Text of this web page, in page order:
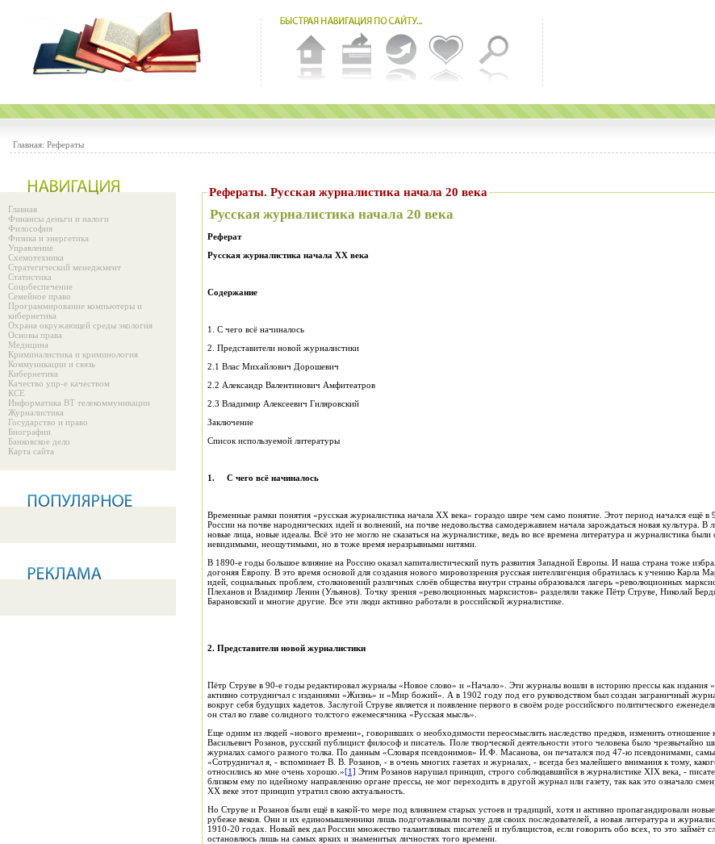
Главная: Рефераты
Главная
Финансы деньги и налоги
Философия
Физика и энергетика
Управление
Схемотехника
Стратегический менеджмент
Статистика
Соцобеспечение
Семейное право
Программирование компьютеры и
кибернетика
Охрана окружающей среды экология
Основы права
Медицина
Криминалистика и криминология
Коммуникации и связь
Кибернетика
Качество упр-е качеством
КСЕ
Информатика ВТ телекоммуникации
Журналистика
Государство и право
Биографии
Банковское дело
Карта сайта
Рефераты. Русская журналистика начала 20 века
Русская журналистика начала 20 века
Реферат
Русская журналистика начала XX века
Содержание
1. С чего всё начиналось
2. Представители новой журналистики
2.1 Влас Михайлович Дорошевич
2.2 Александр Валентинович Амфитеатров
2.3 Владимир Алексеевич Гиляровский
Заключение
Список используемой литературы
1. С чего всё начиналось
Временные рамки понятия «русская журналистика начала XX века» гораздо шире чем само понятие. Этот период начался ещё
России на почве народнических идей и волнений, на почве недовольства самодержавием начала зарождаться новая культура. В
новые лица, новые идеалы. Всё это не могло не сказаться на журналистике, ведь во все времена литература и журналистика
невидимыми, неощутимыми, но в тоже время неразрывными нитями.
В 1890-е годы большое влияние на Россию оказал капиталистический путь развития Западной Европы. И наша страна тоже
догоняя Европу. В это время основой для создания нового мировоззрения русская интеллигенция обратилась к учению Карла
идей, социальных проблем, столкновений различных слоёв общества внутри страны образовался лагерь «революционных
Плеханов и Владимир Ленин (Ульянов). Точку зрения «революционных марксистов» разделяли также Пётр Струве, Николай
Барановский и многие другие. Все эти люди активно работали в российской журналистике.
2. Представители новой журналистики
Пётр Струве в 90-е годы редактировал журналы «Новое слово» и «Начало». Эти журналы вошли в историю прессы как издания
активно сотрудничал с изданиями «Жизнь» и «Мир божий». А в 1902 году под его руководством был создан заграничный
вокруг себя будущих кадетов. Заслугой Струве является и появление первого в своём роде российского политического
он стал во главе солидного толстого ежемесячника «Русская мысль».
Еще одним из людей «нового времени», говоривших о необходимости переосмыслить наследство предков, изменить
Васильевич Розанов, русский публицист философ и писатель. Поле творческой деятельности этого человека было чрезвычайно
журналах самого разного толка. По данным «Словаря псевдонимов» И.Ф. Масанова, он печатался под 47-ю псевдонимами,
«Сотрудничал я, - вспоминает В. В. Розанов, - в очень многих газетах и журналах, - всегда без малейшего внимания к тому,
относились ко мне очень хорошо.»[1] Этим Розанов нарушал принцип, строго соблюдавшийся в журналистике XIX века, -
близком ему по идейному направлению органе прессы, не мог переходить в другой журнал или газету, так как это означало
XX веке этот принцип утратил свою актуальность.
Но Струве и Розанов были ещё в какой-то мере под влиянием старых устоев и традиций, хотя и активно пропагандировали
рубеже веков. Они и их единомышленники лишь подготавливали почву для своих последователей, а новая литература и
1910-20 годах. Новый век дал России множество талантливых писателей и публицистов, если говорить обо всех, то это
остановлюсь лишь на самых ярких и знаменитых личностях того времени.